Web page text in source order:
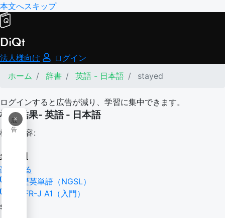
本文へスキップ
DiQt
法人様向け
ログイン
ホーム
辞書 英語 - 日本語 stayed
ログインすると広告が減り、学習に集中できます。
×
広
告
検索結果- 英語 - 日本語
検索内容:
stayed
翻訳する
基礎英単語（NGSL）
CEFR-J A1（入門）
stay